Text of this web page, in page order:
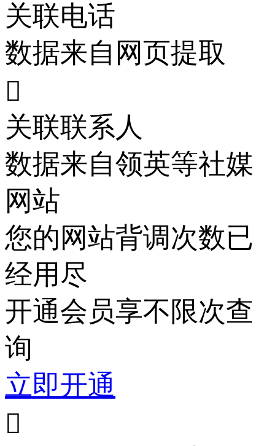
关联电话
数据来自网页提取

关联联系人
数据来自领英等社媒
网站
您的网站背调次数已
经用尽
开通会员享不限次查
询
立即开通
